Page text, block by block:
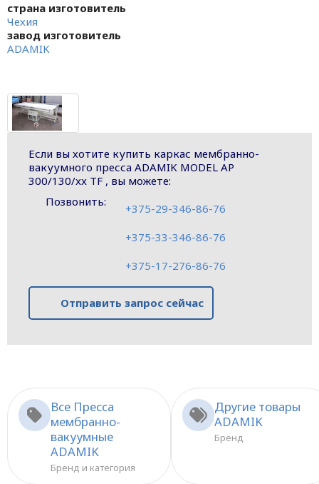
страна изготовитель
Чехия
завод изготовитель
ADAMIK
Если вы хотите купить каркас мембранно-
вакуумного пресса ADAMIK MODEL AP
300/130/xx TF , вы можете:
Позвонить:
+375-29-346-86-76
+375-33-346-86-76
+375-17-276-86-76
Отправить запрос сейчас
Все Пресса
мембранно-
вакуумные
ADAMIK
Бренд и категория
Другие товары
ADAMIK
Бренд